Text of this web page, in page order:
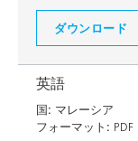
ダウンロード
英語
国: マレーシア
フォーマット: PDF